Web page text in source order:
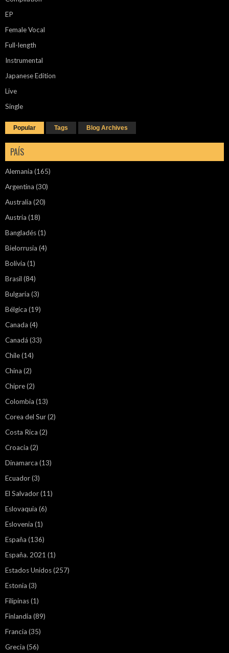
EP
Female Vocal
Full-length
Instrumental
Japanese Edition
Live
Single
Popular Tags Blog Archives
PAÍS
Alemania (165)
Argentina (30)
Australia (20)
Austria (18)
Bangladés(1)
Bielorrusia (4)
Bolivia (1)
Brasil (84)
Bulgaria (3)
Bélgica (19)
Canada (4)
Canadá (33)
Chile(14)
China (2)
Chipre(2)
Colombia (13)
Corea del Sur(2)
Costa Rica (2)
Croacia (2)
Dinamarca (13)
Ecuador(3)
El Salvador(11)
Eslovaquia (6)
Eslovenia (1)
España (136)
España. 2021 (1)
Estados Unidos(257)
Estonia (3)
Filipinas(1)
Finlandia (89)
Francia (35)
Grecia (56)